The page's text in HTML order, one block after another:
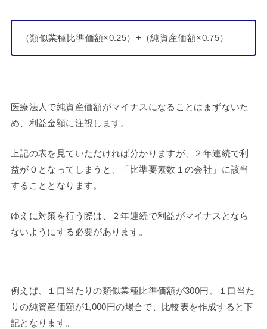
（類似業種比準価額×0.25）+（純資産価額×0.75）
医療法人で純資産価額がマイナスになることはまずないた
め、利益金額に注視します。
上記の表を見ていただければ分かりますが、２年連続で利
益が０となってしまうと、「比準要素数１の会社」に該当
することとなります。
ゆえに対策を行う際は、２年連続で利益がマイナスとなら
ないようにする必要があります。
例えば、１口当たりの類似業種比準価額が300円、１口当た
りの純資産価額が1,000円の場合で、比較表を作成すると下
記となります。